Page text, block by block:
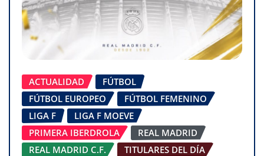
ACTUALIDAD
FÚTBOL
FÚTBOL EUROPEO
FÚTBOL FEMENINO
LIGA F
LIGA F MOEVE
PRIMERA IBERDROLA
REAL MADRID
REAL MADRID C.F.
TITULARES DEL DÍA